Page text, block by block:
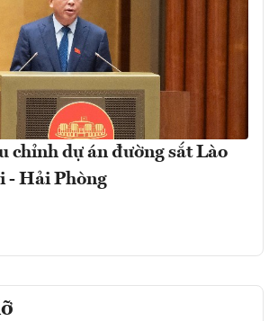
chỉnh dự án đường sắt Lào
- Hải Phòng